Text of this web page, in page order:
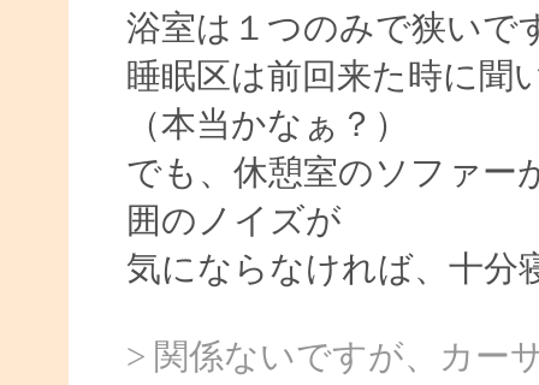
浴室は１つのみで狭いで
睡眠区は前回来た時に聞
（本当かなぁ？）
でも、休憩室のソファー
囲のノイズが
気にならなければ、十分
> 関係ないですが、カー